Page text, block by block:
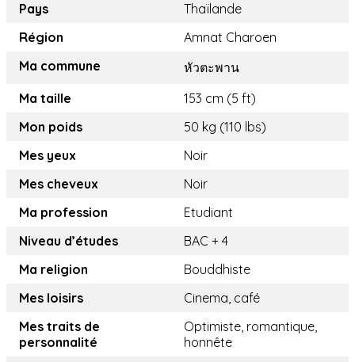
Pays
Thaïlande
Région
Amnat Charoen
Ma commune
หัวตะพาน
Ma taille
153 cm (5 ft)
Mon poids
50 kg (110 lbs)
Mes yeux
Noir
Mes cheveux
Noir
Ma profession
Etudiant
Niveau d’études
BAC + 4
Ma religion
Bouddhiste
Mes loisirs
Cinema, café
Mes traits de
personnalité
Optimiste, romantique,
honnête